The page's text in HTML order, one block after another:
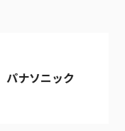
パナソニック